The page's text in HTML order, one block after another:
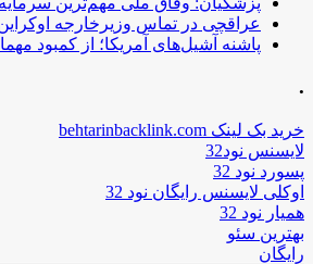
عراقچی در تماس وزیرخارجه
پاشنه آشیل‌های آمریکا؛ از کمبود
.
خرید بک لینک behtarinbacklink.com
لایسنس نود32
پسورد نود 32
اوکلی لایسنس رایگان نود 32
همیار نود 32
بهترین سئو
رایگان